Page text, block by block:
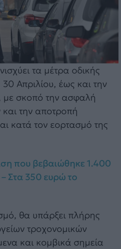
τα μέτρα οδικής
Απριλίου, έως και την
σκοπό την ασφαλή
και την αποτροπή
κατά τον εορτασμό της
που βεβαιώθηκε 1.400
Στα 350 ευρώ το
θα υπάρξει πλήρης
τροχονομικών
και κομβικά σημεία